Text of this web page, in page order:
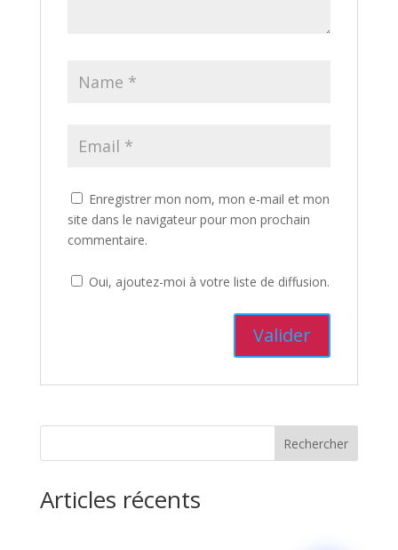
Enregistrer mon nom, mon e-mail et mon
site dans le navigateur pour mon prochain
commentaire.
Oui, ajoutez-moi à votre liste de diffusion.
Rechercher
Articles récents